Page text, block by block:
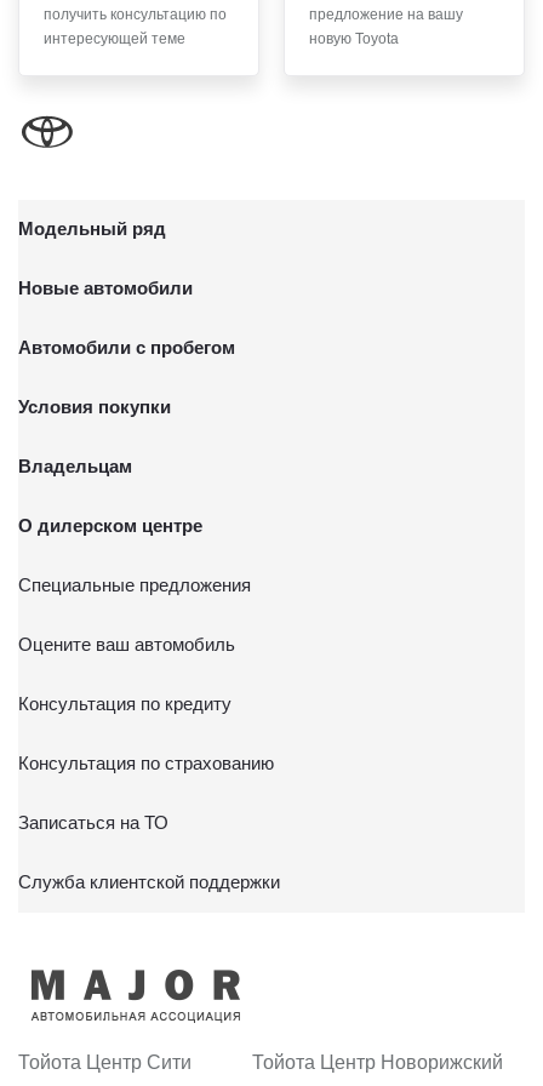
письменного заявления Обществу заказным почтовым
ТПЗ «Алтуфьево», вл. 5, стр. 1.
получить консультацию по
интересующей теме
предложение на вашу
новую Toyota
Модельный ряд
Новые автомобили
Автомобили с пробегом
Условия покупки
Владельцам
О дилерском центре
Специальные предложения
Оцените ваш автомобиль
Консультация по кредиту
Консультация по страхованию
Записаться на ТО
Служба клиентской поддержки
Тойота Центр Сити Тойота Центр Новорижский